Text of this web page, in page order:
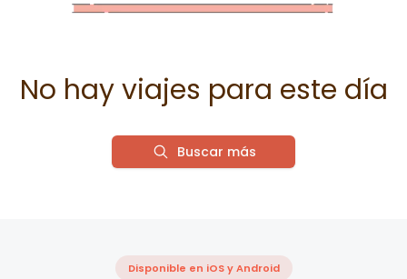
No hay viajes para este día
Buscar más
Disponible en iOS y Android